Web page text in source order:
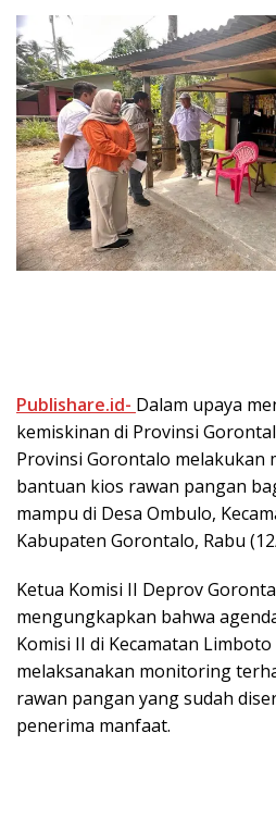
Publishare.id- Dalam upaya
kemiskinan di Provinsi
Provinsi Gorontalo melakukan
bantuan kios rawan pangan
mampu di Desa Ombulo,
Kabupaten Gorontalo, Rabu
Ketua Komisi II Deprov
mengungkapkan bahwa
Komisi II di Kecamatan
melaksanakan monitoring
rawan pangan yang sudah
penerima manfaat.